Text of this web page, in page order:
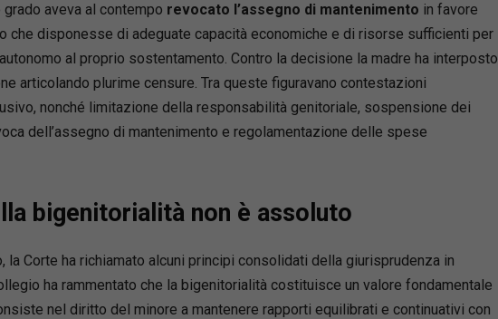
Rivista trimestrale di diritto e procedura civile ed è
editor dell’International Journal of Procedural Law.
Responsabile della sezione dell’Emilia Romagna della
Camera degli avvocati internazionalisti, ha pubblicato
monografie, articoli e saggi in materia di diritto di
famiglia, diritto processuale civile, diritto internazionale
aveva al contempo revocato l’assegno di mantenimento in favore
che disponesse di adeguate capacità economiche e di risorse sufficienti per
al proprio sostentamento. Contro la decisione la madre ha interposto
articolando plurime censure. Tra queste figuravano contestazioni
nonché limitazione della responsabilità genitoriale, sospensione dei
dell’assegno di mantenimento e regolamentazione delle spese
bigenitorialità non è assoluto
la Corte ha richiamato alcuni principi consolidati della giurisprudenza in
ha rammentato che la bigenitorialità costituisce un valore fondamentale
nel diritto del minore a mantenere rapporti equilibrati e continuativi con